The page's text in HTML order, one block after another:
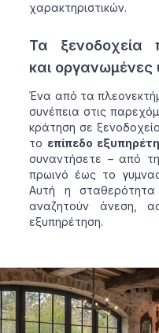
χαρακτηριστικών.
Τα ξενοδοχεία
και οργανωμένες
Ένα από τα
συνέπεια στις
κράτηση σε
το επίπεδο
συναντήσετε – από
πρωινό έως το
Αυτή η σταθερότητα
αναζητούν άνεση,
εξυπηρέτηση.